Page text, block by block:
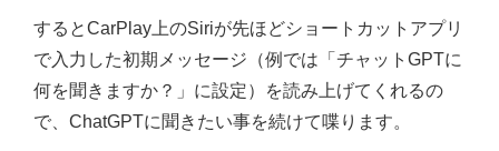
するとCarPlay上のSiriが先ほどショートカットアプリ
で入力した初期メッセージ（例では「チャットGPTに
何を聞きますか？」に設定）を読み上げてくれるの
で、ChatGPTに聞きたい事を続けて喋ります。